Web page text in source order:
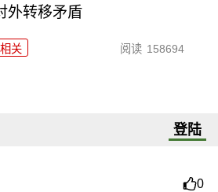
外转移矛盾
相关 阅读 158694
登陆
0